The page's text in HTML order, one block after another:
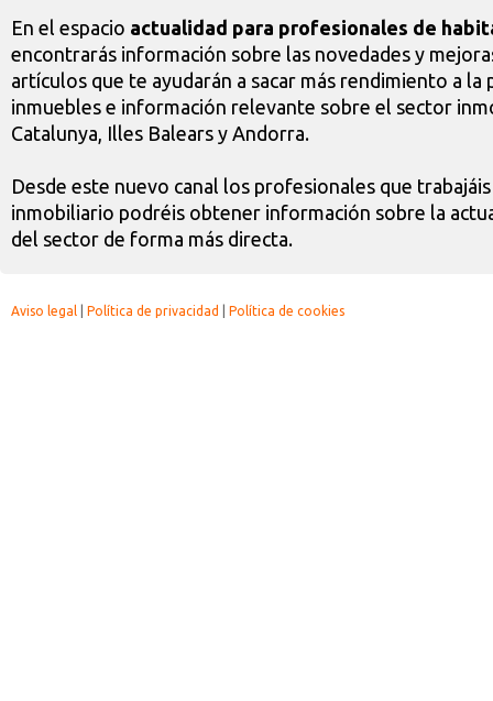
En el espacio actualidad para profesionales de
encontrarás información sobre las novedades y
artículos que te ayudarán a sacar más rendimiento a la
inmuebles e información relevante sobre el sector
Catalunya, Illes Balears y Andorra.
Desde este nuevo canal los profesionales que
inmobiliario podréis obtener información sobre la
del sector de forma más directa.
Aviso legal Política de privacidad Política de cookies